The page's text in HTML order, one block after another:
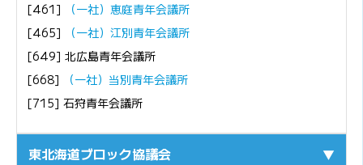
[461]
（一社）恵庭青年会議所
[465]
（一社）江別青年会議所
[649] 北広島青年会議所
[668]
（一社）当別青年会議所
[715] 石狩青年会議所
東北海道ブロック協議会 ▼